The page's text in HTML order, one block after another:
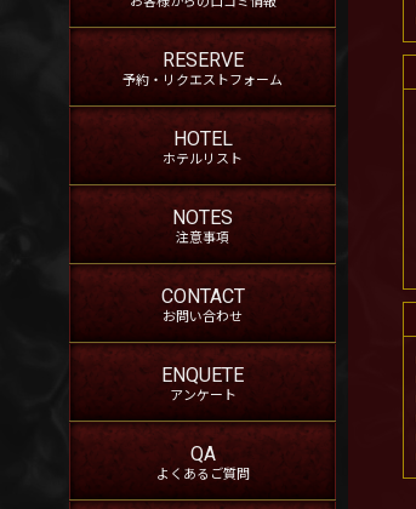
RESERVE
予約・リクエストフォーム
HOTEL
ホテルリスト
NOTES
注意事項
CONTACT
お問い合わせ
ENQUETE
アンケート
QA
よくあるご質問